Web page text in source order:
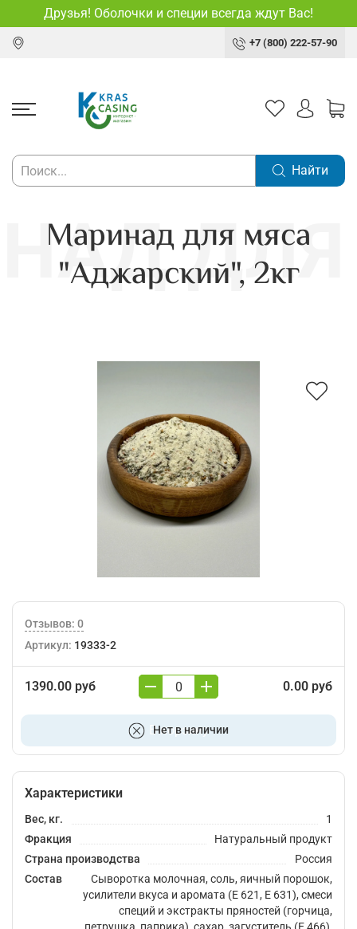
Друзья! Оболочки и специи всегда ждут Вас!
+7 (800) 222-57-90
Найти
Маринад для мяса
"Аджарский", 2кг
Отзывов: 0
Артикул: 19333-2
1390.00 руб 0.00 руб
Нет в наличии
В корзину
Характеристики
Вес, кг.
1
Фракция
Натуральный продукт
Страна производства
Россия
Состав
Сыворотка молочная, соль, яичный порошок,
усилители вкуса и аромата (Е 621, Е 631), смеси
специй и экстракты пряностей (горчица,